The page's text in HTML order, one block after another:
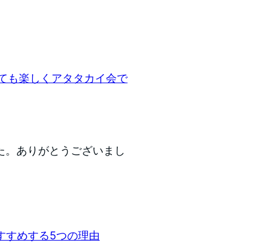
も楽しくアタタカイ会で
ありがとうございまし
すめする5つの理由